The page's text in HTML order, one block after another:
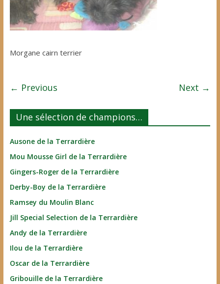
Morgane cairn terrier
← Previous Next →
Une sélection de champions…
Ausone de la Terrardière
Mou Mousse Girl de la Terrardière
Gingers-Roger de la Terrardière
Derby-Boy de la Terrardière
Ramsey du Moulin Blanc
Jill Special Selection de la Terrardière
Andy de la Terrardière
Ilou de la Terrardière
Oscar de la Terrardière
Gribouille de la Terrardière